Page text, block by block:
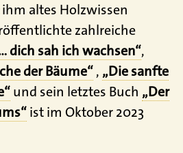
altes Holzwissen
zahlreiche
dich sah ich wachsen“,
der Bäume“, „Die sanfte
und sein letztes Buch „Der
ist im Oktober 2023